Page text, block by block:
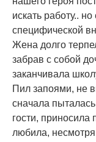
искать работу..
специфической
Жена долго
забрав с собой
заканчивала
Пил запоями, не
сначала
гости, приносила
любила, несмотря